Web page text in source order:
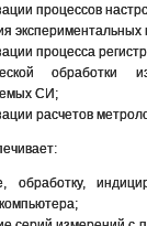
процессов
экспериментальных
процесса
обработки
СИ;
расчетов
обработку,